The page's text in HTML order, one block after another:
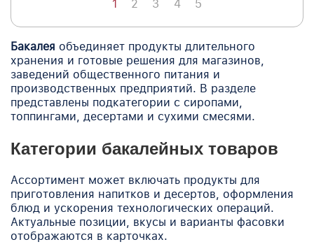
1 2 3 4 5
Бакалея объединяет продукты длительного
хранения и готовые решения для магазинов,
заведений общественного питания и
производственных предприятий. В разделе
представлены подкатегории с сиропами,
топпингами, десертами и сухими смесями.
Категории бакалейных товаров
Ассортимент может включать продукты для
приготовления напитков и десертов, оформления
блюд и ускорения технологических операций.
Актуальные позиции, вкусы и варианты фасовки
отображаются в карточках.